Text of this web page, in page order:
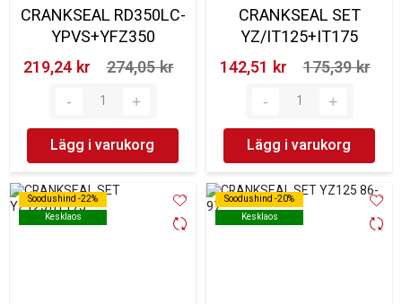
CRANKSEAL RD350LC-
YPVS+YFZ350
219,24 kr‎
274,05 kr‎
Lägg i varukorg
CRANKSEAL SET
YZ/IT125+IT175
142,51 kr‎
175,39 kr‎
Lägg i varukorg
Soodushind -22%
Kesklaos
Soodushind -22%
Kesklaos
Soodushind -20%
Kesklaos
Soodushind -20%
Kesklaos